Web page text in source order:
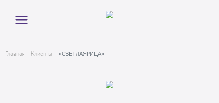
Главная Клиенты «СВЕТЛАЯРИЦА»